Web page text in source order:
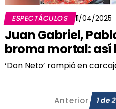
ESPECTÁCULOS 11/04/2025
Juan Gabriel,
broma mortal: así
‘Don Neto’ rompió en
Anterior 1de2